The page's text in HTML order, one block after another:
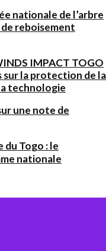
nationale de l’arbre
reboisement
IMPACT TOGO
sur la protection de la
technologie
une note de
du Togo : le
nationale